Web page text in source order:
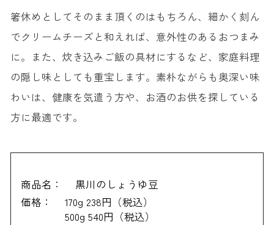
箸休めとしてそのまま頂くのはもちろん、細かく刻ん
でクリームチーズと和えれば、意外性のあるおつまみ
に。また、炊き込みご飯の具材にするなど、家庭料理
の隠し味としても重宝します。素朴ながらも奥深い味
わいは、健康を気遣う方や、お酒のお供を探している
方に最適です。
商品名：
黒川のしょうゆ豆
価格：
170g 238円（税込）
500g 540円（税込）